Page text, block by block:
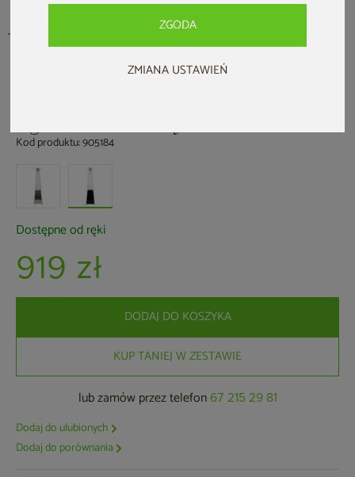
ZGODA
ZMIANA USTAWIEŃ
Kod produktu: 905184
Dostępne od ręki
919 zł
DODAJ DO KOSZYKA
KUP TANIEJ W ZESTAWIE
lub zamów przez telefon 67 215 29 81
Dodaj do ulubionych
Dodaj do porównania